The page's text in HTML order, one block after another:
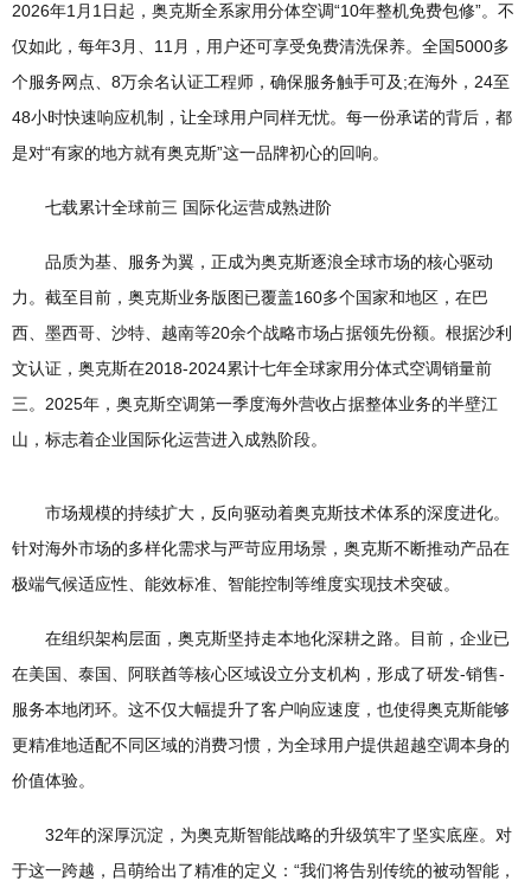
2026年1月1日起，奥克斯全系家用分体空调“10年整机免费包修”。不
仅如此，每年3月、11月，用户还可享受免费清洗保养。全国5000多
个服务网点、8万余名认证工程师，确保服务触手可及;在海外，24至
48小时快速响应机制，让全球用户同样无忧。每一份承诺的背后，都
是对“有家的地方就有奥克斯”这一品牌初心的回响。
七载累计全球前三 国际化运营成熟进阶
品质为基、服务为翼，正成为奥克斯逐浪全球市场的核心驱动
力。截至目前，奥克斯业务版图已覆盖160多个国家和地区，在巴
西、墨西哥、沙特、越南等20余个战略市场占据领先份额。根据沙利
文认证，奥克斯在2018-2024累计七年全球家用分体式空调销量前
三。2025年，奥克斯空调第一季度海外营收占据整体业务的半壁江
山，标志着企业国际化运营进入成熟阶段。
市场规模的持续扩大，反向驱动着奥克斯技术体系的深度进化。
针对海外市场的多样化需求与严苛应用场景，奥克斯不断推动产品在
极端气候适应性、能效标准、智能控制等维度实现技术突破。
在组织架构层面，奥克斯坚持走本地化深耕之路。目前，企业已
在美国、泰国、阿联酋等核心区域设立分支机构，形成了研发-销售-
服务本地闭环。这不仅大幅提升了客户响应速度，也使得奥克斯能够
更精准地适配不同区域的消费习惯，为全球用户提供超越空调本身的
价值体验。
32年的深厚沉淀，为奥克斯智能战略的升级筑牢了坚实底座。对
于这一跨越，吕萌给出了精准的定义：“我们将告别传统的被动智能，